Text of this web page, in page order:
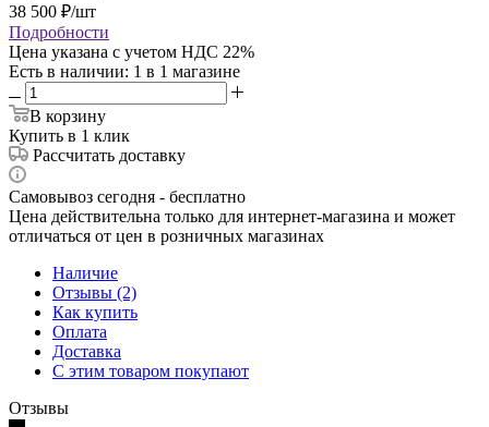
38 500 ₽/шт
Подробности
Цена указана с учетом НДС 22%
Есть в наличии: 1 в 1 магазине
В корзину
Купить в 1 клик
Рассчитать доставку
Самовывоз сегодня - бесплатно
Цена действительна только для интернет-магазина и может
отличаться от цен в розничных магазинах
Наличие
Отзывы (2)
Как купить
Оплата
Доставка
С этим товаром покупают
Отзывы